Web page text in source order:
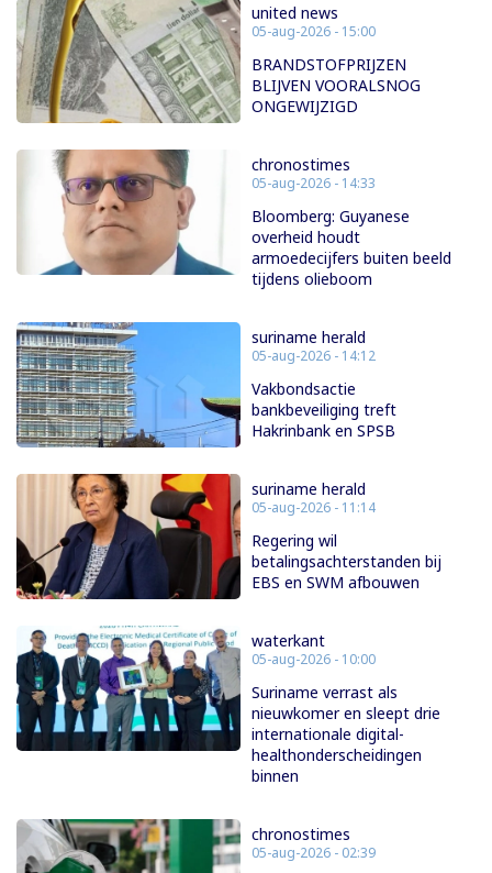
united news
05-aug-2026 - 15:00
BRANDSTOFPRIJZEN
BLIJVEN VOORALSNOG
ONGEWIJZIGD
chronostimes
05-aug-2026 - 14:33
Bloomberg: Guyanese
overheid houdt
armoedecijfers buiten beeld
tijdens olieboom
suriname herald
05-aug-2026 - 14:12
Vakbondsactie
bankbeveiliging treft
Hakrinbank en SPSB
suriname herald
05-aug-2026 - 11:14
Regering wil
betalingsachterstanden bij
EBS en SWM afbouwen
waterkant
05-aug-2026 - 10:00
Suriname verrast als
nieuwkomer en sleept drie
internationale digital-
healthonderscheidingen
binnen
chronostimes
05-aug-2026 - 02:39